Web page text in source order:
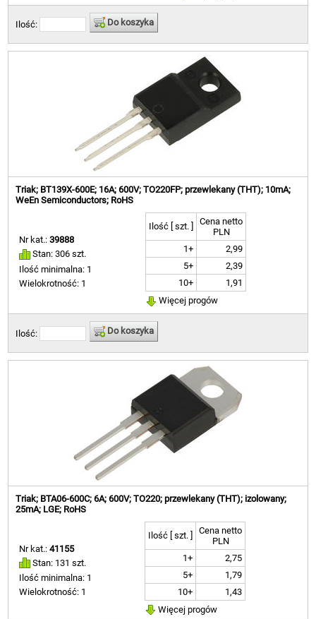
Ilość: Do koszyka
Triak; BT139X-600E; 16A; 600V; TO220FP; przewlekany (THT); 10mA;
WeEn Semiconductors; RoHS
Nr kat.:39888
Stan: 306 szt.
Ilość minimalna: 1
Wielokrotność: 1
Ilość [ szt. ]
Cena netto
PLN
1+
2,99
5+
2,39
10+
1,91
Więcej progów
Ilość: Do koszyka
Triak; BTA06-600C; 6A; 600V; TO220; przewlekany (THT); izolowany;
25mA; LGE; RoHS
Nr kat.:41155
Stan: 131 szt.
Ilość minimalna: 1
Wielokrotność: 1
Ilość [ szt. ]
Cena netto
PLN
1+
2,75
5+
1,79
10+
1,43
Więcej progów